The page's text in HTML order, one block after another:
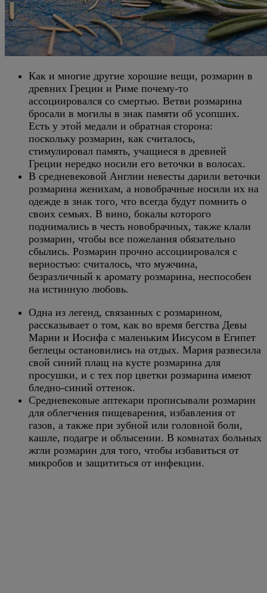
Как и многие другие хорошие вещи, розмарин в
древних Греции и Риме почему-то
ассоциировался со смертью. Ветви розмарина
бросали в могилы в знак памяти об усопших.
Есть у этой медали и обратная сторона:
поскольку розмарин, как считалось,
стимулировал память, учащиеся в древней
Греции нередко носили его веточки в волосах.
В средневековой Англии невесты дарили веточки
розмарина женихам, а новобрачные носили их на
одежде в знак того, что всегда будут помнить о
своих семьях. В вино, бокалы которого
поднимались в честь новобрачных, также клали
розмарин, чтобы все пожелания обязательно
сбылись. Розмарин прочно ассоциировался с
верностью: считалось, что мужчина,
безразличный к аромату розмарина, неспособен
на истинную любовь.
Одна из легенд, связанных с розмарином,
рассказывает о том, как во время бегства Девы
Марии и Иосифа с маленьким Иисусом в Египет
беглецы остановились на отдых. Мария развесила
свой синий плащ на кусте розмарина для
просушки, и с тех пор цветки розмарина имеют
бледно-синий оттенок.
Средневековые аптекари прописывали розмарин
для облегчения пищеварения, избавления от
газов, а также при зубной или головной боли,
кашле, подагре и облысении. В комнатах больных
жгли розмарин для того, чтобы избавиться от
микробов и защититься от инфекции.